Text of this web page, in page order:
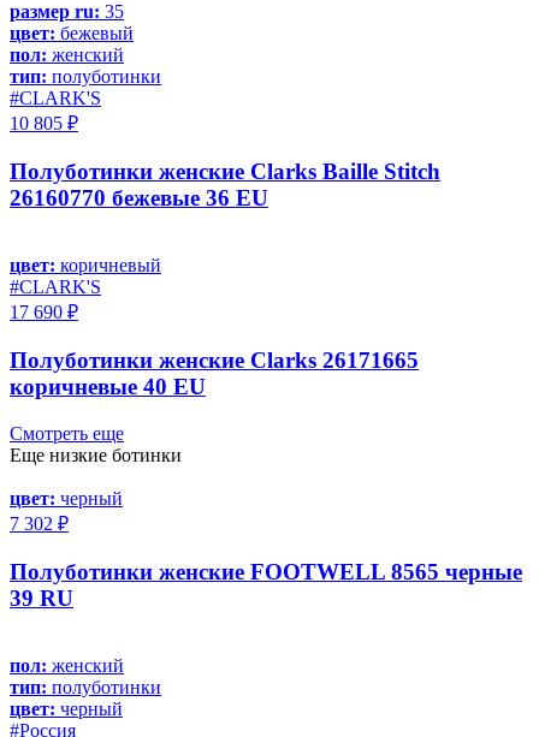
размер ru: 35
цвет: бежевый
пол: женский
тип: полуботинки
#CLARK'S
10 805 ₽
Полуботинки женские Clarks Baille Stitch
26160770 бежевые 36 EU
цвет: коричневый
#CLARK'S
17 690 ₽
Полуботинки женские Clarks 26171665
коричневые 40 EU
Смотреть еще
Еще низкие ботинки
цвет: черный
7 302 ₽
Полуботинки женские FOOTWELL 8565 черные
39 RU
пол: женский
тип: полуботинки
цвет: черный
#Россия